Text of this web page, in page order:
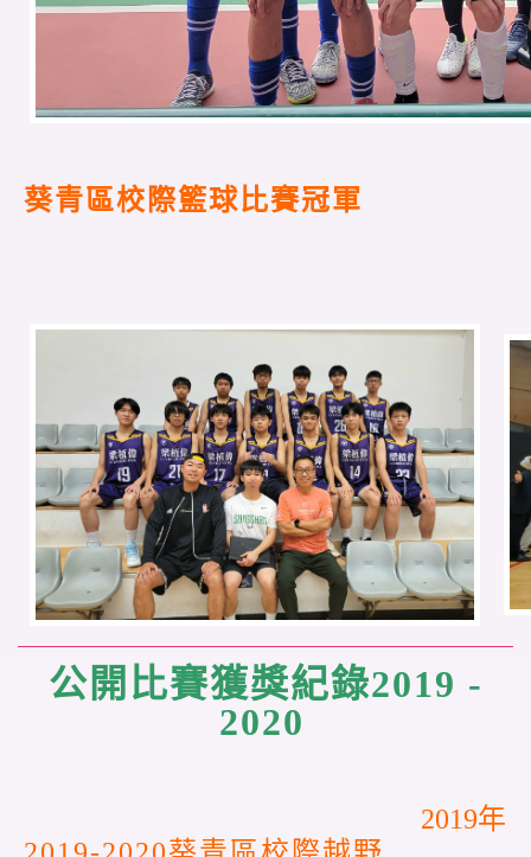
葵青區校際籃球比賽冠軍
公開比賽獲獎紀錄2019 -
2020
2019年